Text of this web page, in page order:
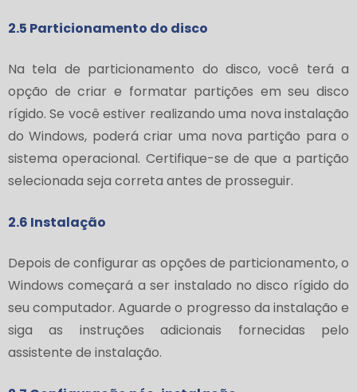
2.5 Particionamento do disco
Na tela de particionamento do disco, você terá a
opção de criar e formatar partições em seu disco
rígido. Se você estiver realizando uma nova instalação
do Windows, poderá criar uma nova partição para o
sistema operacional. Certifique-se de que a partição
selecionada seja correta antes de prosseguir.
2.6 Instalação
Depois de configurar as opções de particionamento, o
Windows começará a ser instalado no disco rígido do
seu computador. Aguarde o progresso da instalação e
siga as instruções adicionais fornecidas pelo
assistente de instalação.